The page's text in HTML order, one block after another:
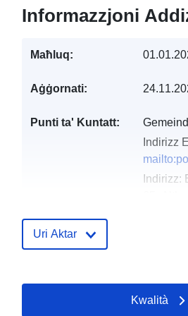
Informazzjoni
Maħluq:
Aġġornati:
Punti ta' Kuntatt:
Indirizz
Indirizz:
Katalgu:
21
Uri Aktar
Kwalità